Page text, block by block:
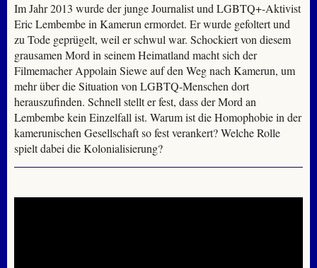
Im Jahr 2013 wurde der junge Journalist und LGBTQ+-Aktivist
Eric Lembembe in Kamerun ermordet. Er wurde gefoltert und
zu Tode geprügelt, weil er schwul war. Schockiert von diesem
grausamen Mord in seinem Heimatland macht sich der
Filmemacher Appolain Siewe auf den Weg nach Kamerun, um
mehr über die Situation von LGBTQ-Menschen dort
herauszufinden. Schnell stellt er fest, dass der Mord an
Lembembe kein Einzelfall ist. Warum ist die Homophobie in der
kamerunischen Gesellschaft so fest verankert? Welche Rolle
spielt dabei die Kolonialisierung?